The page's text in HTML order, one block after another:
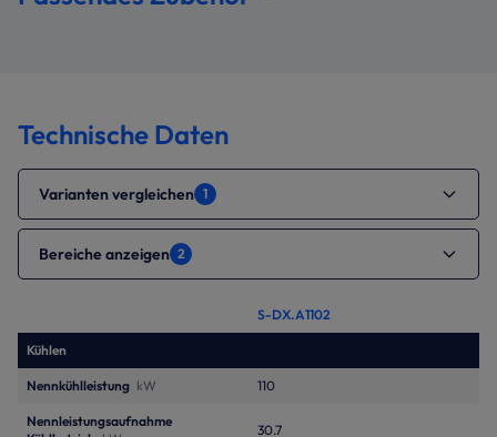
Technische Daten
Varianten vergleichen 1
Bereiche anzeigen 2
S-DX.A1102
Kühlen
Nennkühlleistung kW 110
Nennleistungsaufnahme
30.7